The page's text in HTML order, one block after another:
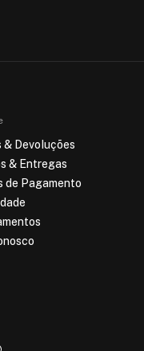
& Devoluções
& Entregas
de Pagamento